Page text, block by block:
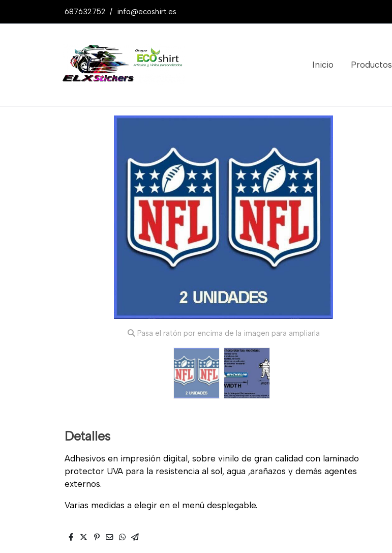
687632752 / info@ecoshirt.es
Inicio Productos
Productos Pegatinas Nfl Ref: Dp316
Pasa el ratón por encima de la imagen para ampliarla
Detalles
Adhesivos en impresión digital, sobre vinilo de gran calidad con laminado
protector UVA para la resistencia al sol, agua ,arañazos y demás agentes
externos.
Varias medidas a elegir en el menú desplegable.